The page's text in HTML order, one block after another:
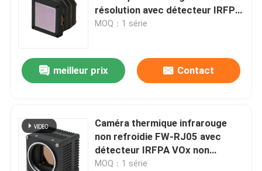
résolution avec détecteur IRFPA
VOx non refroidi et conception
MOQ：1 série
meilleur prix Contact
Caméra thermique infrarouge
non refroidie FW-RJ05 avec
détecteur IRFPA VOx non
refroidi à pas de pixel de 12 µm
MOQ：1 série